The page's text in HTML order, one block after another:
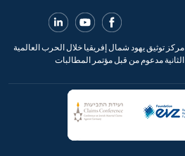
مركز توثيق يهود شمال إفريقيا خلال الحرب العالمية
الثانية مدعوم من قبل مؤتمر المطالبات